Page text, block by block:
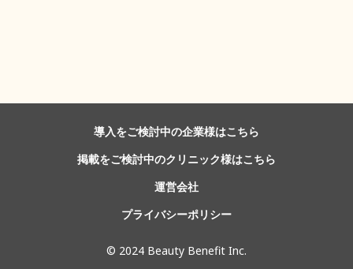
導入をご検討中の企業様はこちら
掲載をご検討中のクリニック様はこちら
運営会社
プライバシーポリシー
©️ 2024 Beauty Benefit Inc.